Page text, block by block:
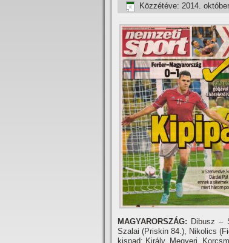
Közzétéve: 2014.
MAGYARORSZÁG: Dibusz –
Szalai (Priskin 84.), Nikolics
kispad: Király, Megyeri,